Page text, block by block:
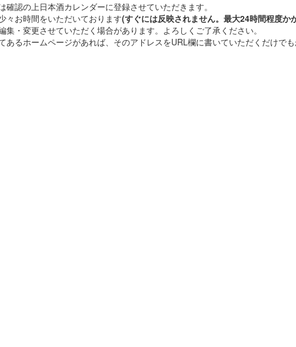
認の上日本酒カレンダーに登録させていただきます。
々お時間をいただいております(すぐには反映されません。最大24時間程度か
集・変更させていただく場合があります。よろしくご了承ください。
あるホームページがあれば、そのアドレスをURL欄に書いていただくだけでも